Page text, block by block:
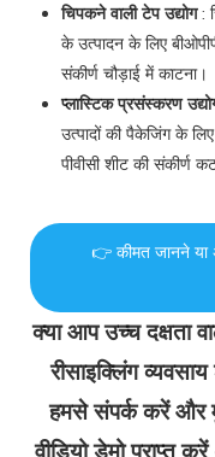
चिपकने वाली टेप उद्योग:
के उत्पादन के लिए
संकीर्ण चौड़ाई में काटना।
प्लास्टिक प्रसंस्करण
उत्पादों की पैकेजिंग के लिए
पीवीसी शीट की संकीर्ण
👉 कीमत जानने या
क्या आप उच्च दक्षता
रीसाइक्लिंग
हमसे संपर्क करें और